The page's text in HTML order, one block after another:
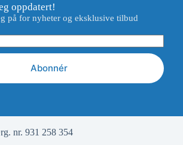
oppdatert!
på for nyheter og eksklusive tilbud
Abonnér
nr. 931 258 354